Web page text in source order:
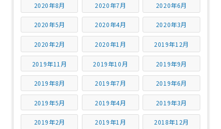
2020年8月 2020年7月 2020年6月
2020年5月 2020年4月 2020年3月
2020年2月 2020年1月 2019年12月
2019年11月 2019年10月 2019年9月
2019年8月 2019年7月 2019年6月
2019年5月 2019年4月 2019年3月
2019年2月 2019年1月 2018年12月